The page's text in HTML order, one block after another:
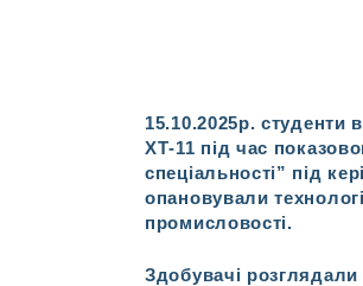
15.10.2025р. студенти
ХТ-11 під час
спеціальності” під
опановували
промисловості.
Здобувачі